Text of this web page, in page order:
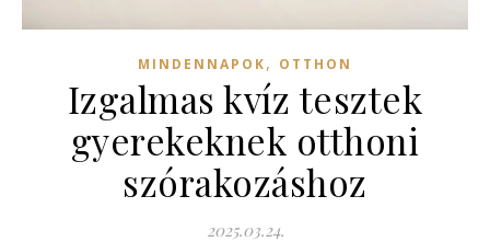
MINDENNAPOK, OTTHON
Izgalmas kvíz tesztek
gyerekeknek otthoni
szórakozáshoz
2025.03.24.